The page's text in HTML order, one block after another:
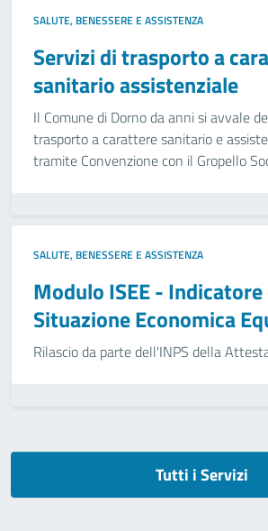
SALUTE, BENESSERE E ASSISTENZA
Servizi di trasporto a
sanitario assistenziale
Il Comune di Dorno da anni si avvale
trasporto a carattere sanitario e
tramite Convenzione con il Gropello
SALUTE, BENESSERE E ASSISTENZA
Modulo ISEE -
Situazione Economica
Rilascio da parte dell'INPS della
Tutti i Servizi